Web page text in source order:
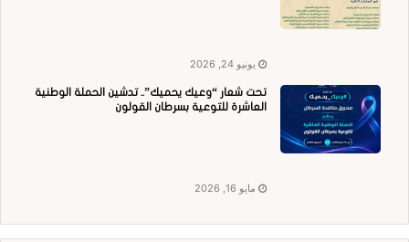
يونيو 24, 2026
تحت شعار “وعيك يحميك”.. تدشين الحملة الوطنية
العاشرة للتوعية بسرطان القولون
مايو 16, 2026